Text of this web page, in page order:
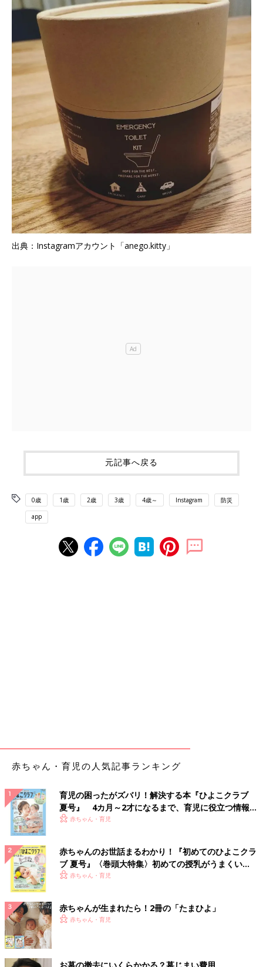
出典：Instagramアカウント「anego.kitty」
元記事へ戻る
0歳 1歳 2歳 3歳 4歳～ Instagram 防災
app
赤ちゃん・育児の人気記事ランキング
育児の困ったがズバリ！解決する本『ひよこクラブ
夏号』 4カ月～2才になるまで、育児に役立つ情報が
いっぱい！
赤ちゃん・育児
赤ちゃんのお世話まるわかり！『初めてのひよこクラ
ブ 夏号』〈巻頭大特集〉初めての授乳がうまくい
く！ おっぱい・ミルクの基本と夏のトラブル 解決テ
赤ちゃん・育児
赤ちゃんが生まれたら！2冊の「たまひよ」
赤ちゃん・育児
お墓の撤去にいくらかかる？墓じまい費用